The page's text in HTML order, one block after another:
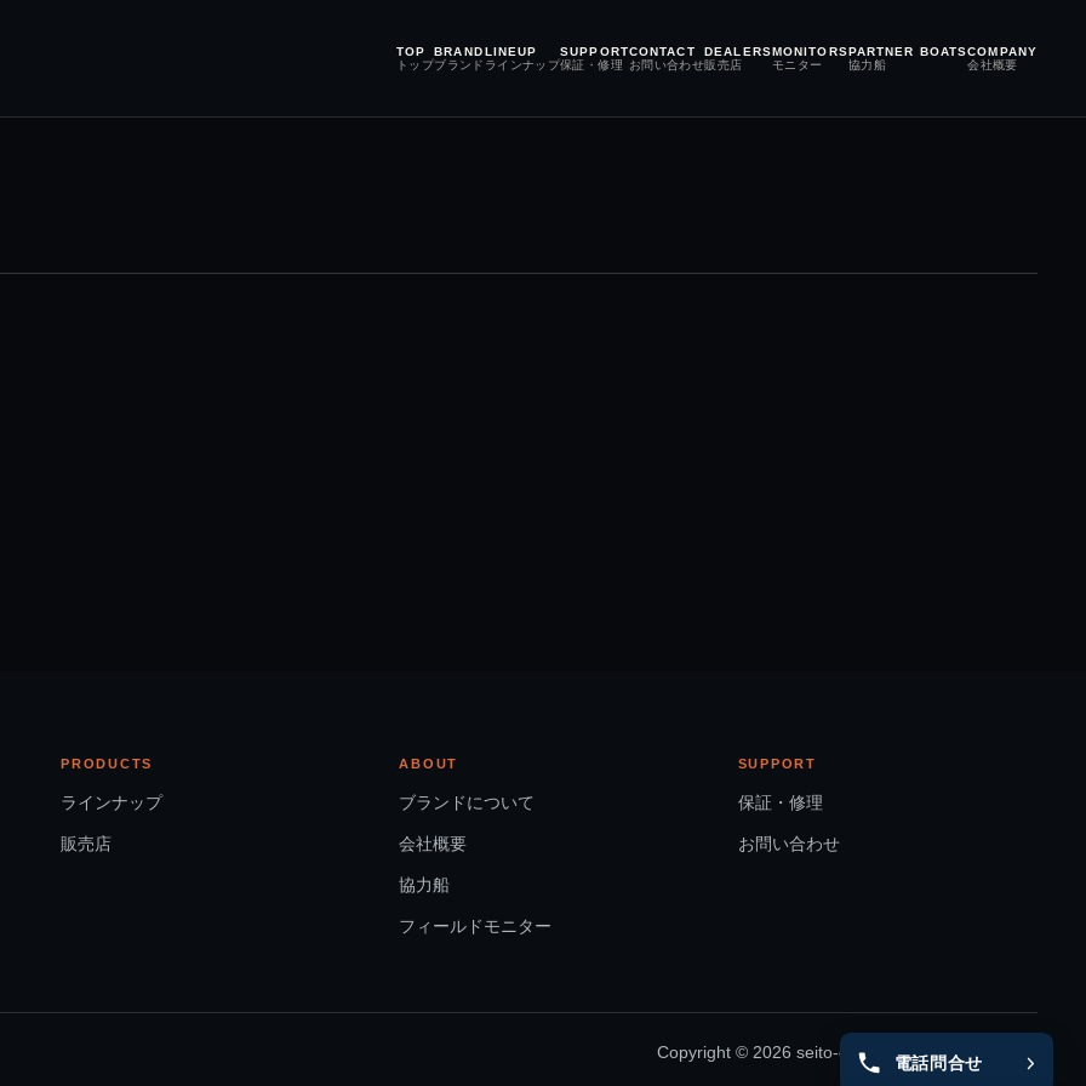
TOP
トップ
BRAND
ブランド
LINEUP
ラインナップ
SUPPORT
保証・修理
CONTACT
お問い合わせ
DEALERS
販売店
MONITORS
モニター
PARTNER BOATS
協力船
COMPANY
会社概要
PRODUCTS
ラインナップ
販売店
ABOUT
ブランドについて
会社概要
協力船
フィールドモニター
SUPPORT
保証・修理
お問い合わせ
Copyright © 2026 seito-global All rights Reserved.
電話問合せ